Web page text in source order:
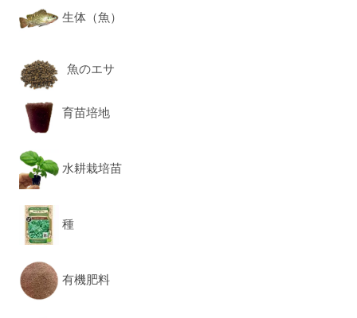
生体（魚）
魚のエサ
育苗培地
水耕栽培苗
種
有機肥料